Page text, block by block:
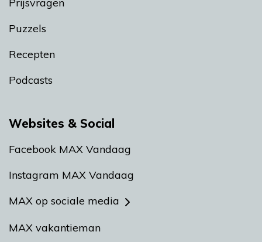
Prijsvragen
Puzzels
Recepten
Podcasts
Websites & Social
Facebook MAX Vandaag
Instagram MAX Vandaag
MAX op sociale media
MAX vakantieman